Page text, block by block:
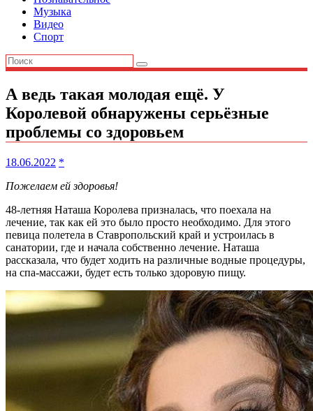
Музыка
Видео
Спорт
А ведь такая молодая ещё. У
Королевой обнаружены серьёзные
проблемы со здоровьем
18.06.2022 *
Пожелаем ей здоровья!
48-летняя Наташа Королева призналась, что поехала на
лечение, так как ей это было просто необходимо. Для этого
певица полетела в Ставропольский край и устроилась в
санатории, где и начала собственно лечение. Наташа
рассказала, что будет ходить на различные водные процедуры,
на спа-массажи, будет есть только здоровую пищу.